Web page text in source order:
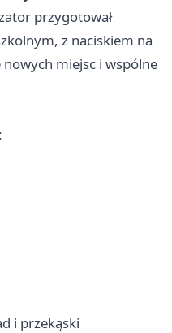
przygotował
z naciskiem na
miejsc i wspólne
i przekąski